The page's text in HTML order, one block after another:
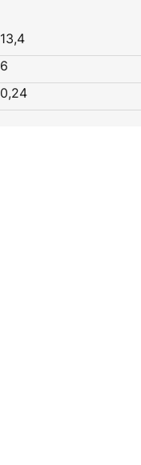
13,4
6
0,24